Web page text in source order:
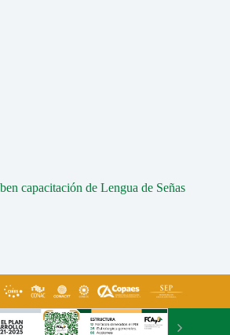
capacitación de Lengua de Señas